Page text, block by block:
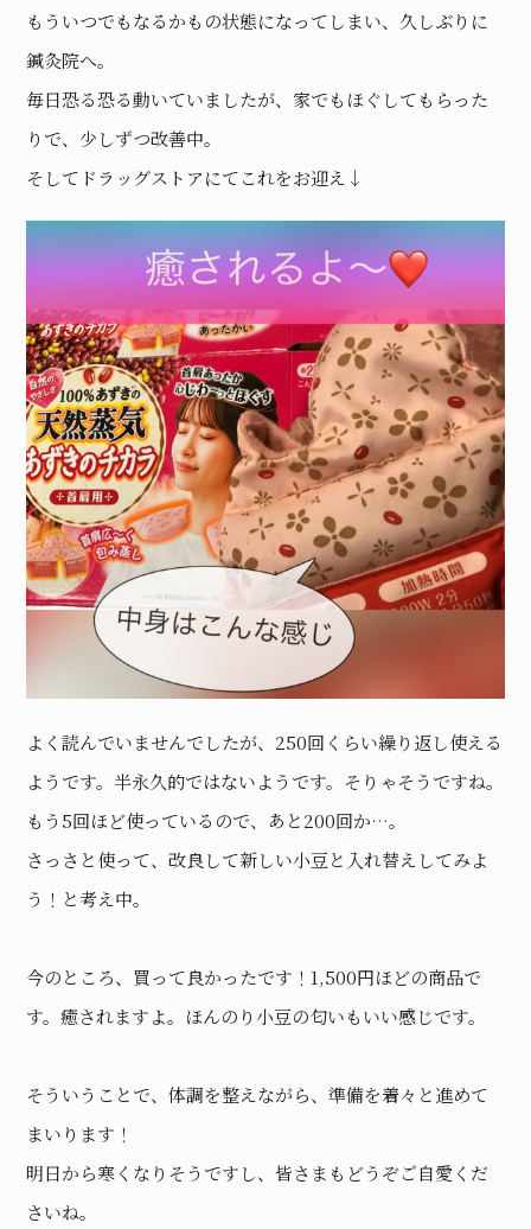
もういつでもなるかもの状態になってしまい、久しぶりに
鍼灸院へ。
毎日恐る恐る動いていましたが、家でもほぐしてもらった
りで、少しずつ改善中。
そしてドラッグストアにてこれをお迎え↓
よく読んでいませんでしたが、250回くらい繰り返し使える
ようです。半永久的ではないようです。そりゃそうですね。
もう5回ほど使っているので、あと200回か…。
さっさと使って、改良して新しい小豆と入れ替えしてみよ
う！と考え中。
今のところ、買って良かったです！1,500円ほどの商品で
す。癒されますよ。ほんのり小豆の匂いもいい感じです。
そういうことで、体調を整えながら、準備を着々と進めて
まいります！
明日から寒くなりそうですし、皆さまもどうぞご自愛くだ
さいね。